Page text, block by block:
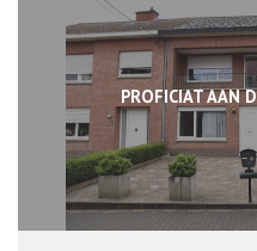
PROFICIAT AAN